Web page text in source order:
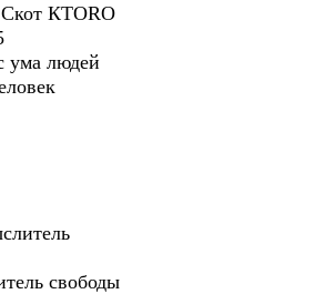
Скот КТОRO
ума людей
свободы